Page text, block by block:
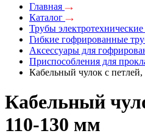
Главная
Каталог
Трубы электротехнические
Гибкие гофрированные
Аксессуары для
Приспособления для
Кабельный чулок с
Кабельный
110-130 мм